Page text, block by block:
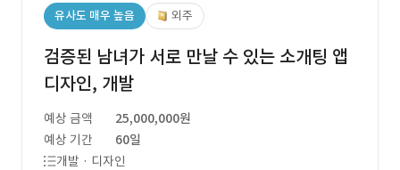
유사도 매우 높음 외주
검증된 남녀가 서로 만날 수 있는 소개팅 앱
디자인, 개발
예상 금액
25,000,000원
예상 기간
60일
개발 · 디자인